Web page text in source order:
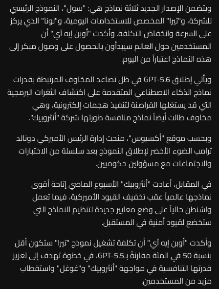
ويتضمن الإصدار الجديد ثلاثة نماذج هي: "سول"، النموذج الرئيسي
للشركة، و"تيرا" المخصص للاستخدامات اليومية، و"لونا" الذي يركز
على السرعة وانخفاض التكلفة. وأكدت "أوبن إيه آي" أن
المستخدمين حول العالم سيبدأون بالحصول على وصول مبكر إلى
هذه النماذج اعتباراً من اليوم.
ويأتي إطلاق GPT-5.6 في ظل تصاعد المخاوف المرتبطة بقدرات
نماذج الذكاء الاصطناعي المتقدمة على اكتشاف الثغرات البرمجية
التي قد يستغلها القراصنة لتنفيذ هجمات إلكترونية، وهي
مخاوف طالت أيضاً نماذج منافسة طورتها شركة "أنثروبيك".
وبحسب موقع "أكسيوس"، منحت إدارة الرئيس الأميركي دونالد
ترامب الضوء الأخضر لإطلاق النموذج بعد سلسلة من الاختبارات
والاجتماعات مع مسؤولين حكوميين.
في المقابل، أعادت "أنثروبيك" الأسبوع الماضي إتاحة أقوى
نماذجها عالمياً عقب تخفيف القيود الأميركية، فيما تعمل
واشنطن حالياً على وضع معايير جديدة لتنظيم النماذج التي
ستخضع لقيود أمنية في المستقبل.
وأكدت "أوبن إيه آي" أن تكلفة تشغيل نموذج "تيرا" ستكون أقل
بنسبة 50 في المئة مقارنةً بـGPT-5.5، في خطوة تهدف إلى تعزيز
قدرتها التنافسية في مواجهة "أنثروبيك" و"غوغل" واستقطاب
مزيد من المستخدمين.